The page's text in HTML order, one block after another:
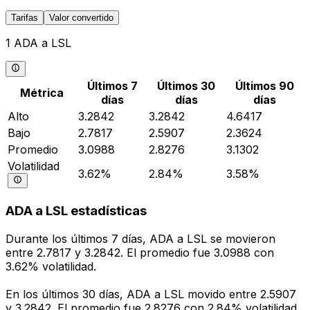
Tarifas Valor convertido
1 ADA a LSL
Métrica
Últimos 7
días
Últimos 30
días
Últimos 90
días
Alto
3.2842 3.2842
4.6417
Bajo
2.7817 2.5907
2.3624
Promedio
3.0988 2.8276
3.1302
Volatilidad
3.62% 2.84% 3.58%
ADA a LSL estadísticas
Durante los últimos 7 días, ADA a LSL se movieron
entre 2.7817 y 3.2842. El promedio fue 3.0988 con
3.62% volatilidad.
En los últimos 30 días, ADA a LSL movido entre 2.5907